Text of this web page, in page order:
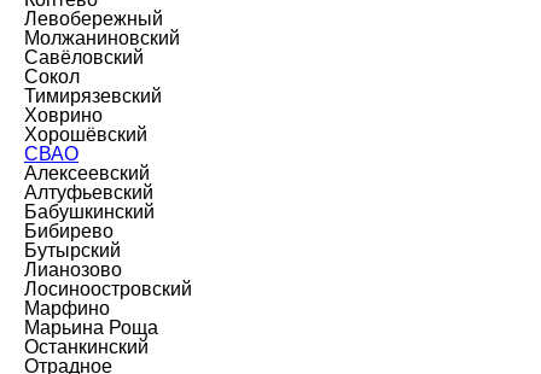
Левобережный
Молжаниновский
Савёловский
Сокол
Тимирязевский
Ховрино
Хорошёвский
СВАО
Алексеевский
Алтуфьевский
Бабушкинский
Бибирево
Бутырский
Лианозово
Лосиноостровский
Марфино
Марьина Роща
Останкинский
Отрадное